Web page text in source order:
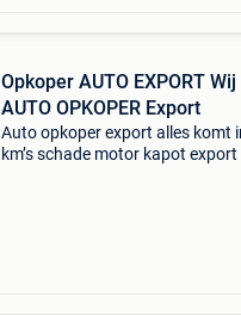
Opkoper AUTO EXPORT
AUTO OPKOPER Export
Auto opkoper export alles komt
km’s schade motor kapot export